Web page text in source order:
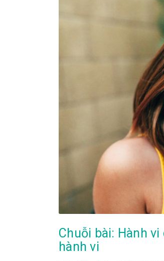
Chuỗi bài: Hành
hành vi